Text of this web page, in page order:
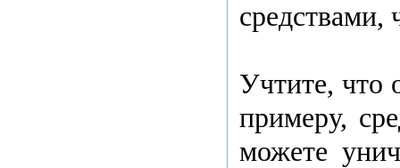
средствами,
Учтите, что
примеру,
можете